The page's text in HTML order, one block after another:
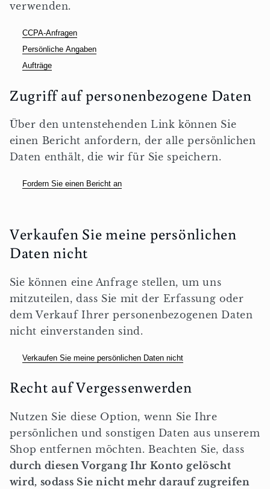
verwenden.
CCPA-Anfragen
Persönliche Angaben
Aufträge
Zugriff auf personenbezogene Daten
Über den untenstehenden Link können Sie
einen Bericht anfordern, der alle persönlichen
Daten enthält, die wir für Sie speichern.
Fordern Sie einen Bericht an
Verkaufen Sie meine persönlichen
Daten nicht
Sie können eine Anfrage stellen, um uns
mitzuteilen, dass Sie mit der Erfassung oder
dem Verkauf Ihrer personenbezogenen Daten
nicht einverstanden sind.
Verkaufen Sie meine persönlichen Daten nicht
Recht auf Vergessenwerden
Nutzen Sie diese Option, wenn Sie Ihre
persönlichen und sonstigen Daten aus unserem
Shop entfernen möchten. Beachten Sie, dass
durch diesen Vorgang Ihr Konto gelöscht
wird, sodass Sie nicht mehr darauf zugreifen